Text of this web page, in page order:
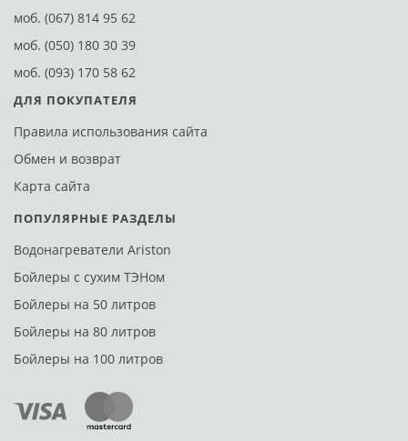
моб. (067) 814 95 62
моб. (050) 180 30 39
моб. (093) 170 58 62
ДЛЯ ПОКУПАТЕЛЯ
Правила использования сайта
Обмен и возврат
Карта сайта
ПОПУЛЯРНЫЕ РАЗДЕЛЫ
Водонагреватели Ariston
Бойлеры с сухим ТЭНом
Бойлеры на 50 литров
Бойлеры на 80 литров
Бойлеры на 100 литров